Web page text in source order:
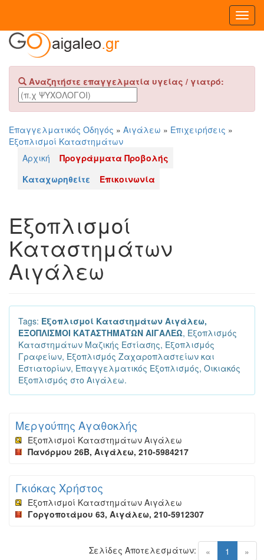
Αναζητήστε επαγγελματία υγείας / γιατρό:
Επαγγελματικός Οδηγός » Αιγάλεω » Επιχειρήσεις »
Εξοπλισμοί Καταστημάτων
Αρχική
Προγράμματα Προβολής
Καταχωρηθείτε
Επικοινωνία
Εξοπλισμοί
Καταστημάτων
Αιγάλεω
Tags: Εξοπλισμοί Καταστημάτων Αιγάλεω,
ΕΞΟΠΛΙΣΜΟΙ ΚΑΤΑΣΤΗΜΑΤΩΝ ΑΙΓΑΛΕΩ, Εξοπλισμός
Καταστημάτων Μαζικής Εστίασης, Εξοπλισμός
Γραφείων, Εξοπλισμός Ζαχαροπλαστείων και
Εστιατορίων, Επαγγελματικός Εξοπλισμός, Οικιακός
Εξοπλισμός στο Αιγάλεω.
Μεργούπης Αγαθοκλής
Εξοπλισμοί Καταστημάτων Αιγάλεω
Πανόρμου 26Β, Αιγάλεω, 210-5984217
Γκιόκας Χρήστος
Εξοπλισμοί Καταστημάτων Αιγάλεω
Γοργοποτάμου 63, Αιγάλεω, 210-5912307
« 1 (current)
»
Σελίδες Αποτελεσμάτων: